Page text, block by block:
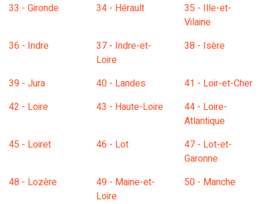
33 - Gironde 34 - Hérault
35 - Ille-et-
Vilaine
36 - Indre
37 - Indre-et-
Loire
38 - Isère
39 - Jura 40 - Landes
41 - Loir-et-Cher
42 - Loire
43 - Haute-Loire
44 - Loire-
Atlantique
45 - Loiret
46 - Lot
47 - Lot-et-
Garonne
48 - Lozère
49 - Maine-et-
Loire
50 - Manche